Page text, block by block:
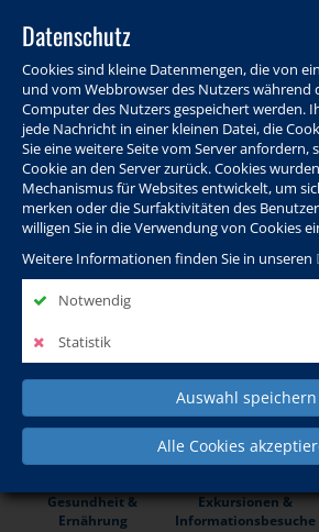
Datenschutz
Cookies sind kleine Datenmengen, die von
und vom Webbrowser des Nutzers während
Computer des Nutzers gespeichert werden.
jede Nachricht in einer kleinen Datei, die
Sie eine weitere Seite vom Server anfordern,
Cookie an den Server zurück. Cookies
Mechanismus für Websites entwickelt, um
merken oder die Surfaktivitäten des
willigen Sie in die Verwendung von Cookies
Weitere Informationen finden Sie in unseren
Notwendig
Statistik
Auswahl speichern
Alle Cookies
Programm Info & Service Aktuelles
Politik, Wissenschaft &
Internationales
Beruf, IT & Digitales
Gesundheit &
Ernährung
Exkursionen &
Informationsbesuche